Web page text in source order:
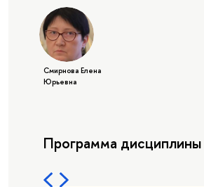
Смирнова Елена
Юрьевна
Программа дисциплины